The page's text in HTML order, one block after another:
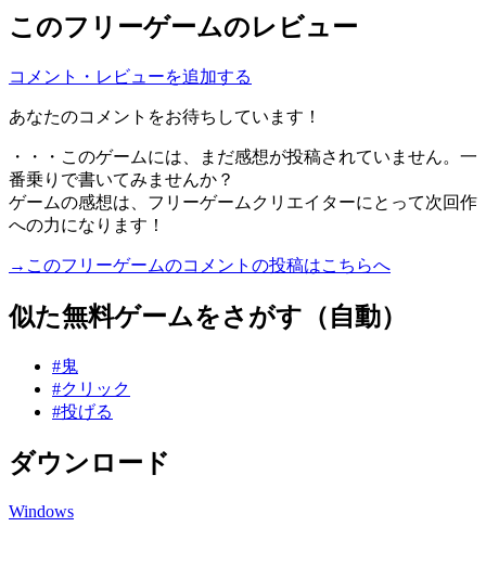
このフリーゲームのレビュー
コメント・レビューを追加する
あなたのコメントをお待ちしています！
・・・このゲームには、まだ感想が投稿されていません。一
番乗りで書いてみませんか？
ゲームの感想は、フリーゲームクリエイターにとって次回作
への力になります！
→このフリーゲームのコメントの投稿はこちらへ
似た無料ゲームをさがす（自動）
#鬼
#クリック
#投げる
ダウンロード
Windows